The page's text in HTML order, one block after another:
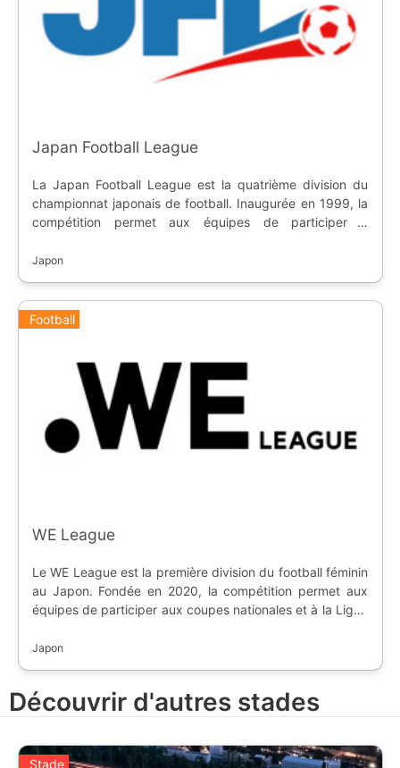
Japan Football League
La Japan Football League est la quatrième division du
championnat japonais de football. Inaugurée en 1999, la
compétition permet aux équipes de participer à
Japon
Football
WE League
Le WE League est la première division du football féminin
au Japon. Fondée en 2020, la compétition permet aux
équipes de participer aux coupes nationales et à la Ligue
Japon
Découvrir d'autres stades
Stade